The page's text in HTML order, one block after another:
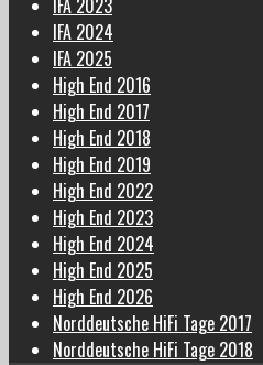
IFA 2023
IFA 2024
IFA 2025
High End 2016
High End 2017
High End 2018
High End 2019
High End 2022
High End 2023
High End 2024
High End 2025
High End 2026
Norddeutsche HiFi Tage 2017
Norddeutsche HiFi Tage 2018